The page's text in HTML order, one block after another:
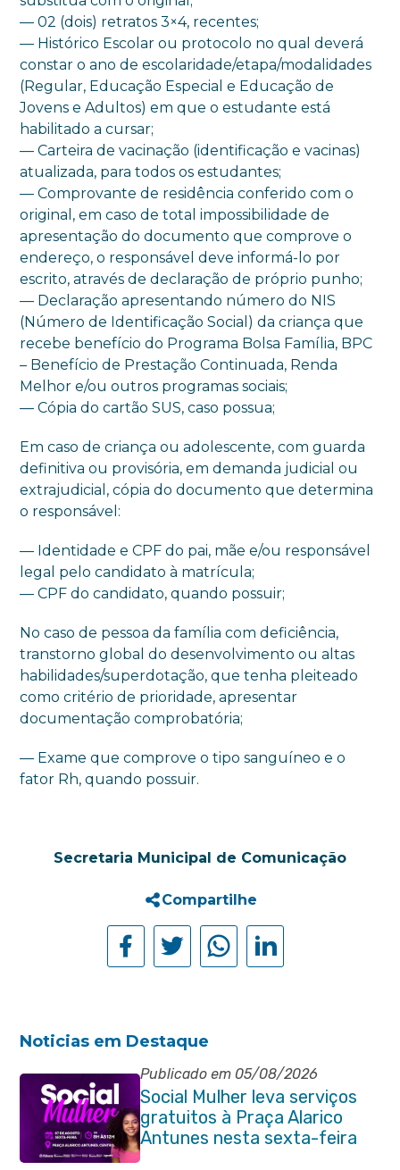
— 02 (dois) retratos 3×4, recentes;
— Histórico Escolar ou protocolo no qual deverá
constar o ano de escolaridade/etapa/modalidades
(Regular, Educação Especial e Educação de
Jovens e Adultos) em que o estudante está
habilitado a cursar;
— Carteira de vacinação (identificação e vacinas)
atualizada, para todos os estudantes;
— Comprovante de residência conferido com o
original, em caso de total impossibilidade de
apresentação do documento que comprove o
endereço, o responsável deve informá-lo por
escrito, através de declaração de próprio punho;
— Declaração apresentando número do NIS
(Número de Identificação Social) da criança que
recebe benefício do Programa Bolsa Família, BPC
– Benefício de Prestação Continuada, Renda
Melhor e/ou outros programas sociais;
— Cópia do cartão SUS, caso possua;
Em caso de criança ou adolescente, com guarda
definitiva ou provisória, em demanda judicial ou
extrajudicial, cópia do documento que determina
o responsável:
— Identidade e CPF do pai, mãe e/ou responsável
legal pelo candidato à matrícula;
— CPF do candidato, quando possuir;
No caso de pessoa da família com deficiência,
transtorno global do desenvolvimento ou altas
habilidades/superdotação, que tenha pleiteado
como critério de prioridade, apresentar
documentação comprobatória;
— Exame que comprove o tipo sanguíneo e o
fator Rh, quando possuir.
Secretaria Municipal de Comunicação
Compartilhe
Noticias em Destaque
Publicado em 05/08/2026
Social Mulher leva serviços
gratuitos à Praça Alarico
Antunes nesta sexta-feira
(07/08)